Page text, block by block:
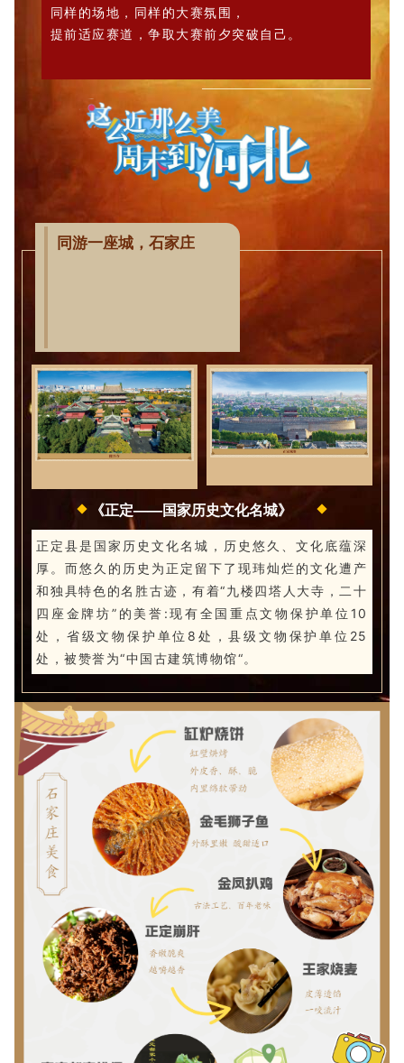
同样的场地，同样的大赛氛围，
提前适应赛道，争取大赛前夕突破自己。
同游一座城，石家庄
《正定——国家历史文化名城》
正定县是国家历史文化名城，历史悠久、文化底蕴深
厚。而悠久的历史为正定留下了现玮灿烂的文化遭产
和独具特色的名胜古迹，有着“九楼四塔人大寺，二十
四座金牌坊”的美誉:现有全国重点文物保护单位10
处，省级文物保护单位8处，县级文物保护单位25
处，被赞誉为“中国古建筑博物馆“。